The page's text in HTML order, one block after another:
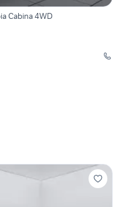
Cabina 4WD